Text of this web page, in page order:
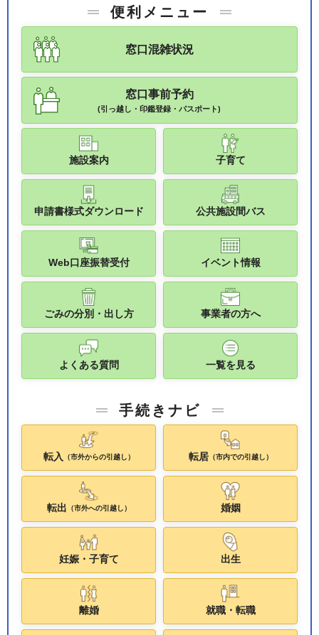
便利メニュー
窓口混雑状況
窓口事前予約
(引っ越し・印鑑登録・パスポート)
施設案内 子育て
申請書様式ダウンロード 公共施設間バス
Web口座振替受付 イベント情報
ごみの分別・出し方 事業者の方へ
よくある質問 一覧を見る
手続きナビ
転入 （市外からの引越し） 転居（市内での引越し）
転出 （市外への引越し） 婚姻
妊娠・子育て 出生
離婚 就職・転職